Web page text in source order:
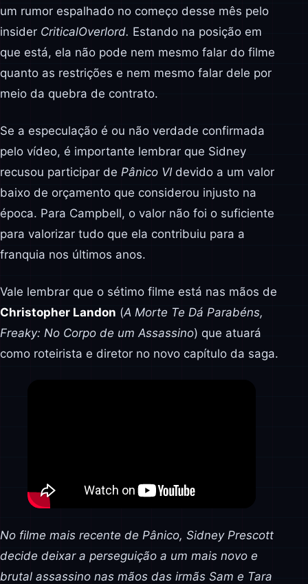
um rumor espalhado no começo desse mês pelo
insider CriticalOverlord. Estando na posição em
que está, ela não pode nem mesmo falar do filme
quanto as restrições e nem mesmo falar dele por
meio da quebra de contrato.
Se a especulação é ou não verdade confirmada
pelo vídeo, é importante lembrar que Sidney
recusou participar de Pânico VIdevido a um valor
baixo de orçamento que considerou injusto na
época. Para Campbell, o valor não foi o suficiente
para valorizar tudo que ela contribuiu para a
franquia nos últimos anos.
Vale lembrar que o sétimo filme está nas mãos de
Christopher Landon (A Morte Te Dá Parabéns,
Freaky: No Corpo de um Assassino) que atuará
como roteirista e diretor no novo capítulo da saga.
No filme mais recente de Pânico, Sidney Prescott
decide deixar a perseguição a um mais novo e
brutal assassino nas mãos das irmãs Sam e Tara